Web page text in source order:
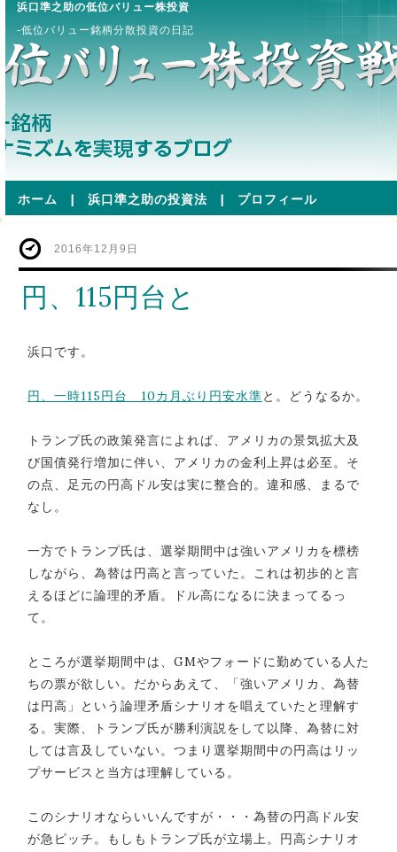
浜口準之助の低位バリュー株投資
-低位バリュー銘柄分散投資の日記
ホーム | 浜口準之助の投資法 | プロフィール
2016年12月9日
円、115円台と
浜口です。
円、一時115円台 10カ月ぶり円安水準と。どうなるか。
トランプ氏の政策発言によれば、アメリカの景気拡大及
び国債発行増加に伴い、アメリカの金利上昇は必至。そ
の点、足元の円高ドル安は実に整合的。違和感、まるで
なし。
一方でトランプ氏は、選挙期間中は強いアメリカを標榜
しながら、為替は円高と言っていた。これは初歩的と言
えるほどに論理的矛盾。ドル高になるに決まってるっ
て。
ところが選挙期間中は、GMやフォードに勤めている人た
ちの票が欲しい。だからあえて、「強いアメリカ、為替
は円高」という論理矛盾シナリオを唱えていたと理解す
る。実際、トランプ氏が勝利演説をして以降、為替に対
しては言及していない。つまり選挙期間中の円高はリッ
プサービスと当方は理解している。
このシナリオならいいんですが・・・為替の円高ドル安
が急ピッチ。もしもトランプ氏が立場上。円高シナリオ